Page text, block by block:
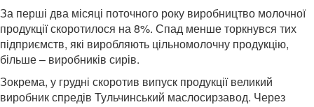
За перші два місяці поточного року виробництво молочної
продукції скоротилося на 8%. Спад менше торкнувся тих
підприємств, які виробляють цільномолочну продукцію,
більше – виробників сирів.
Зокрема, у грудні скоротив випуск продукції великий
виробник спредів Тульчинський маслосирзавод. Через